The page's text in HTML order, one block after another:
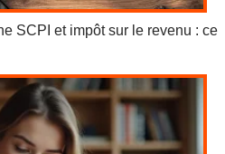
SCPI et impôt sur le revenu : ce